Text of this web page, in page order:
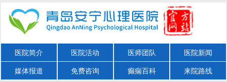
医院简介 医院活动 医师团队 医院新闻
媒体报道 免费咨询 癫痫百科 来院路线